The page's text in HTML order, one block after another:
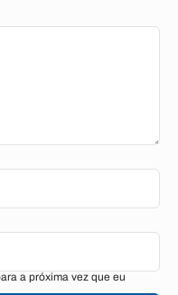
a próxima vez que eu